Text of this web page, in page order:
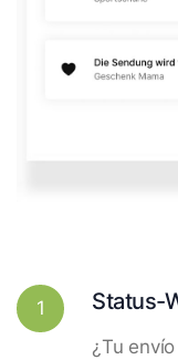
1 Status-
¿Tu